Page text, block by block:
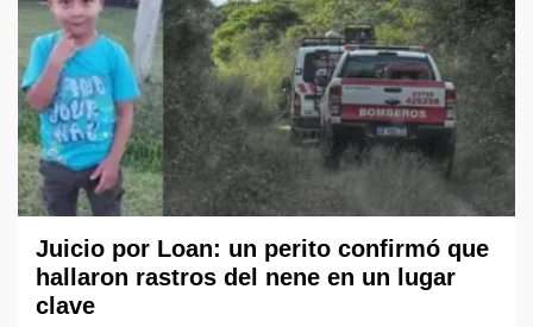
Juicio por Loan: un perito confirmó que
hallaron rastros del nene en un lugar
clave